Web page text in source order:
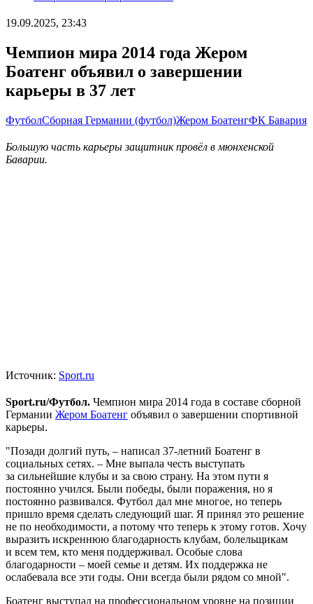
19.09.2025, 23:43
Чемпион мира 2014 года Жером
Боатенг объявил о завершении
карьеры в 37 лет
ФутболСборная Германии (футбол)Жером БоатенгФК Бавария
Большую часть карьеры защитник провёл в мюнхенской
Баварии.
Источник: Sport.ru
Sport.ru/Футбол. Чемпион мира 2014 года в составе сборной
Германии Жером Боатенг объявил о завершении спортивной
карьеры.
"Позади долгий путь, – написал 37-летний Боатенг в
социальных сетях. – Мне выпала честь выступать
за сильнейшие клубы и за свою страну. На этом пути я
постоянно учился. Были победы, были поражения, но я
постоянно развивался. Футбол дал мне многое, но теперь
пришло время сделать следующий шаг. Я принял это решение
не по необходимости, а потому что теперь к этому готов. Хочу
выразить искреннюю благодарность клубам, болельщикам
и всем тем, кто меня поддерживал. Особые слова
благодарности – моей семье и детям. Их поддержка не
ослабевала все эти годы. Они всегда были рядом со мной".
Боатенг выступал на профессиональном уровне на позиции